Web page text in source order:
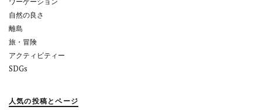
自然の良さ
離島
旅・冒険
アクティビティー
SDGs
人気の投稿とページ